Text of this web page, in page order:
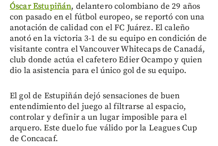
Óscar Estupiñán, delantero colombiano de 29 años
con pasado en el fútbol europeo, se reportó con una
anotación de calidad con el FC Juárez. El caleño
anotó en la victoria 3-1 de su equipo en condición de
visitante contra el Vancouver Whitecaps de Canadá,
club donde actúa el cafetero Edier Ocampo y quien
dio la asistencia para el único gol de su equipo.
El gol de Estupiñán dejó sensaciones de buen
entendimiento del juego al filtrarse al espacio,
controlar y definir a un lugar imposible para el
arquero. Este duelo fue válido por la Leagues Cup
de Concacaf.